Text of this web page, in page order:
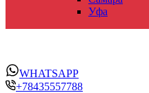
Уфа
WHATSAPP
+78435557788